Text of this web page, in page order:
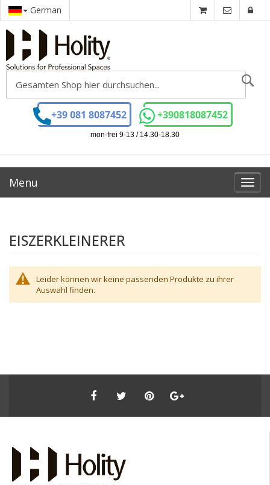
German
+39 081 8087452 +390818087452
mon-frei 9-13 / 14.30-18.30
Menu
EISZERKLEINERER
Leider können wir keine passenden Produkte zu ihrer
Auswahl finden.